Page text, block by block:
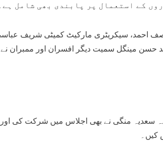
کے استعمال پر پابندی بھی شامل ہے۔
احمد، سیکریٹری مارکیٹ کمیٹی شریف
حسن مینگل سمیت دیگر افسران اور
سعدیہ منگی نے بھی اجلاس میں شرکت کی
کیں۔